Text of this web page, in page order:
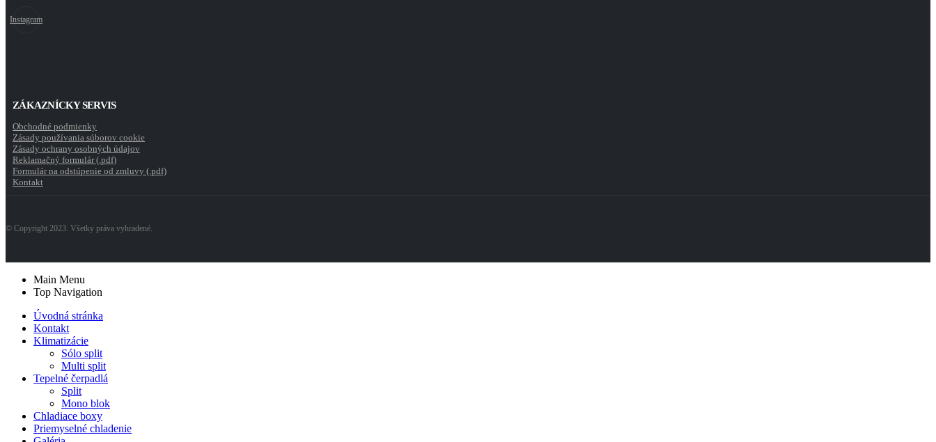
Instagram
ZÁKAZNÍCKY SERVIS
Obchodné podmienky
Zásady používania súborov cookie
Zásady ochrany osobných údajov
Reklamačný formulár (.pdf)
Formulár na odstúpenie od zmluvy (.pdf)
Kontakt
© Copyright 2023. Všetky práva vyhradené.
Main Menu
Top Navigation
Úvodná stránka
Kontakt
Klimatizácie
Sólo split
Multi split
Tepelné čerpadlá
Split
Mono blok
Chladiace boxy
Priemyselné chladenie